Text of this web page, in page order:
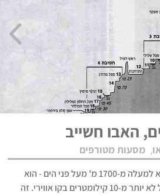
האבו חשייב
, מסעות מטורפים
הגוש של ג'בל פיראני מתנשא למעלה מ-1700 מ' מעל פני הים - הוא
נמצא מעל דהב' במרחק של לא יותר מ-10 קילומטרים בקו אווירי. זה